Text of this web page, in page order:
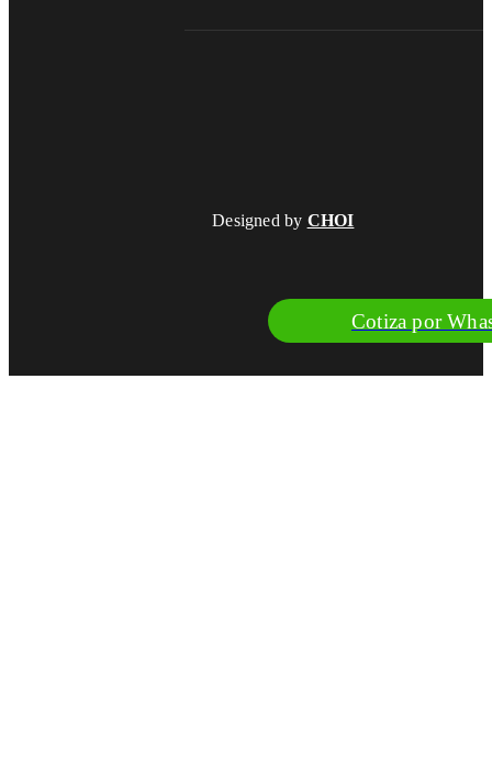
Cotiza por
Designed by CHOI